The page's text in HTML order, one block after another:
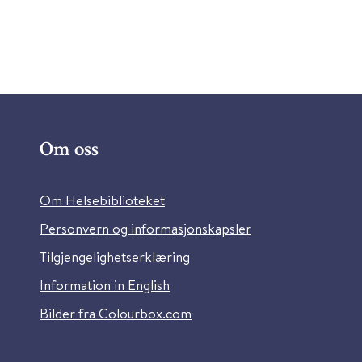
Om oss
Om Helsebiblioteket
Personvern og informasjonskapsler
Tilgjengelighetserklæring
Information in English
Bilder fra Colourbox.com